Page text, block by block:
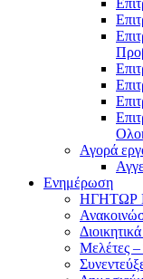
Αγορά
Ενημέρωση
ΗΓΗΤΩΡ
Μελέτες